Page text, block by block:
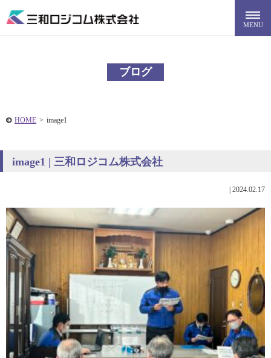
ブログ
HOME > image1
image1 | 三和ロジコム株式会社
2024.02.17